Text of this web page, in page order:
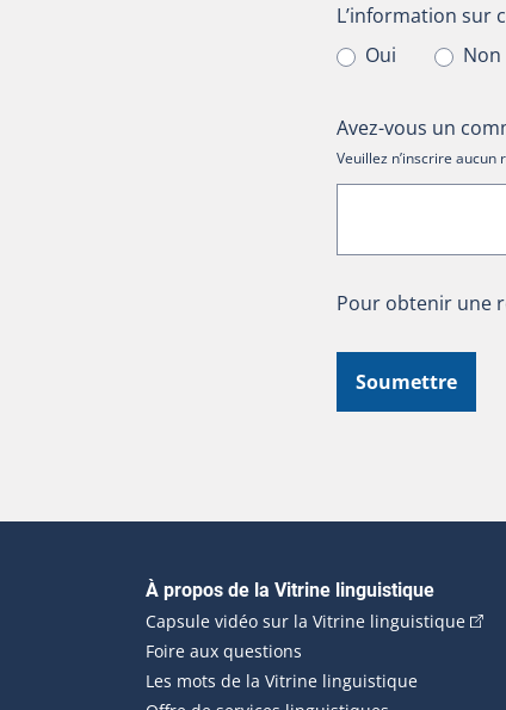
L’information sur
L’information sur
Oui
Non
Avez-vous un
Veuillez n’inscrire
Pour obtenir une
Soumettre
Navigation principale
À propos de la Vitrine linguistique
Capsule vidéo sur la Vitrine linguistique(Cet
Foire aux questions
Les mots de la Vitrine linguistique